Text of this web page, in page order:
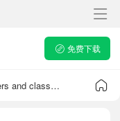
免费下载
科普版四年级上册Unit 9 Our teachers and classmates课文音频